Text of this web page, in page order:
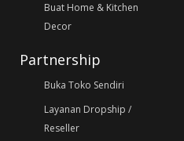
Buat Home & Kitchen
Decor
Partnership
Buka Toko Sendiri
Layanan Dropship /
Reseller